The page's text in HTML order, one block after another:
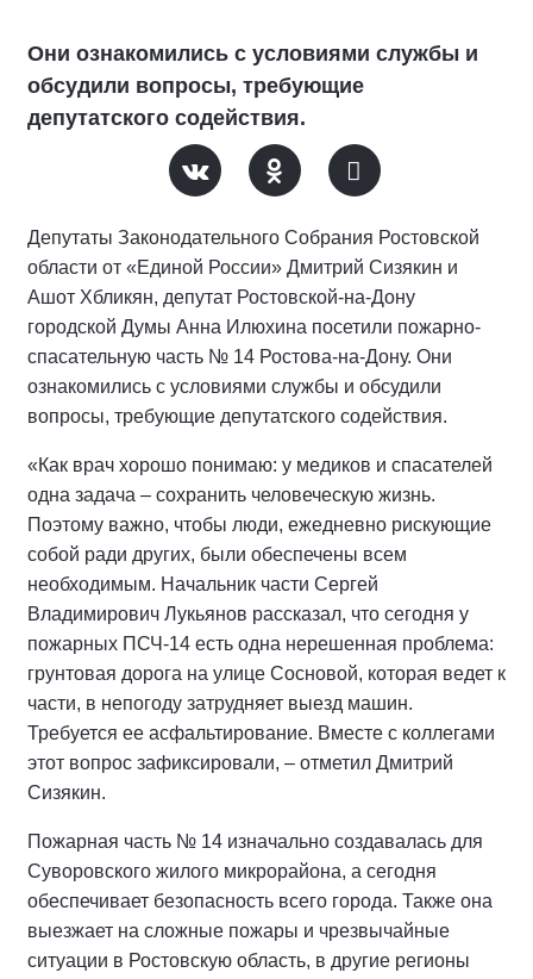
Они ознакомились с условиями службы и
обсудили вопросы, требующие
депутатского содействия.
Депутаты Законодательного Собрания Ростовской
области от «Единой России» Дмитрий Сизякин и
Ашот Хбликян, депутат Ростовской-на-Дону
городской Думы Анна Илюхина посетили пожарно-
спасательную часть № 14 Ростова-на-Дону. Они
ознакомились с условиями службы и обсудили
вопросы, требующие депутатского содействия.
«Как врач хорошо понимаю: у медиков и спасателей
одна задача – сохранить человеческую жизнь.
Поэтому важно, чтобы люди, ежедневно рискующие
собой ради других, были обеспечены всем
необходимым. Начальник части Сергей
Владимирович Лукьянов рассказал, что сегодня у
пожарных ПСЧ-14 есть одна нерешенная проблема:
грунтовая дорога на улице Сосновой, которая ведет к
части, в непогоду затрудняет выезд машин.
Требуется ее асфальтирование. Вместе с коллегами
этот вопрос зафиксировали, – отметил Дмитрий
Сизякин.
Пожарная часть № 14 изначально создавалась для
Суворовского жилого микрорайона, а сегодня
обеспечивает безопасность всего города. Также она
выезжает на сложные пожары и чрезвычайные
ситуации в Ростовскую область, в другие регионы